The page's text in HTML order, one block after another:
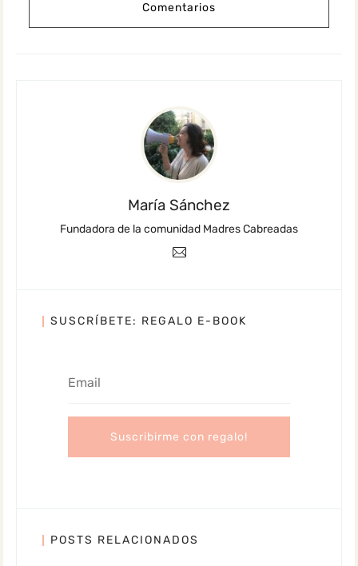
Comentarios
María Sánchez
Fundadora de la comunidad Madres Cabreadas
SUSCRÍBETE: REGALO E-BOOK
POSTS RELACIONADOS